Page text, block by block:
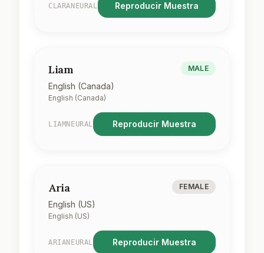
CLARANEURAL Reproducir Muestra
Liam
English (Canada)
English (Canada)
MALE
LIAMNEURAL Reproducir Muestra
Aria
English (US)
English (US)
FEMALE
ARIANEURAL Reproducir Muestra